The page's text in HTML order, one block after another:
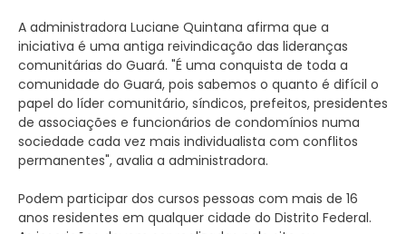
A administradora Luciane Quintana afirma que a
iniciativa é uma antiga reivindicação das lideranças
comunitárias do Guará. "É uma conquista de toda a
comunidade do Guará, pois sabemos o quanto é difícil o
papel do líder comunitário, síndicos, prefeitos, presidentes
de associações e funcionários de condomínios numa
sociedade cada vez mais individualista com conflitos
permanentes", avalia a administradora.
Podem participar dos cursos pessoas com mais de 16
anos residentes em qualquer cidade do Distrito Federal.